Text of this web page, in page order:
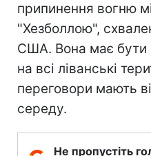
припинення вогню
"Хезболлою",
США. Вона має бути
на всі ліванські
переговори мають
середу.
Не пропустіть